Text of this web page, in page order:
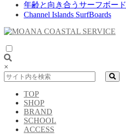
年齢と向き合うサーフボード
Channel Islands SurfBoards
×
TOP
SHOP
BRAND
SCHOOL
ACCESS